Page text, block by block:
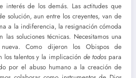
de los demás. Las actitudes que
solución, aun entre los creyentes, van de
a la indiferencia, la resignación cómoda
soluciones técnicas. Necesitamos una
nueva. Como dijeron los Obispos de
los talentos y la implicación de todos para
por el abuso humano a la creación de